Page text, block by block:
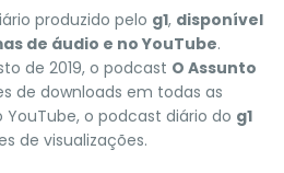
produzido pelo g1, disponível
de áudio e no YouTube.
de 2019, o podcast O Assunto
de downloads em todas as
o podcast diário do g1
de visualizações.